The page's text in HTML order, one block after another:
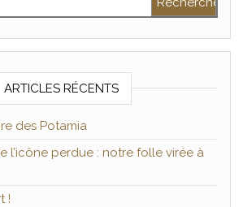
ARTICLES RÉCENTS
des Potamia
l’icône perdue : notre folle virée à
!